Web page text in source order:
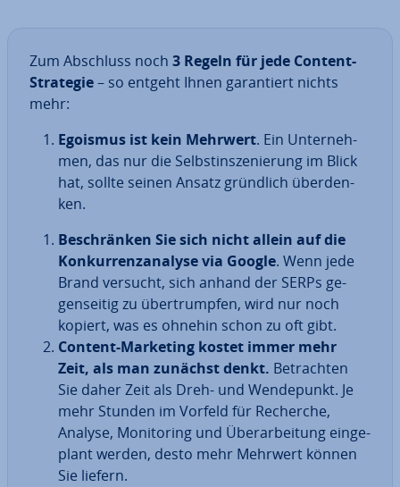
Zum Abschluss noch 3 Regeln für jede Content-
Strategie– so entgeht Ihnen ga­ran­tiert nichts
mehr:
Egoismus ist kein Mehrwert. Ein Un­ter­neh­
men, das nur die Selbst­in­sze­nie­rung im Blick
hat, sollte seinen Ansatz gründlich über­den­
ken.
Be­schrän­ken Sie sich nicht allein auf die
Kon­kur­renz­ana­ly­se via Google. Wenn jede
Brand versucht, sich anhand der SERPs ge­
gen­sei­tig zu über­trump­fen, wird nur noch
kopiert, was es ohnehin schon zu oft gibt.
Content-Marketing kostet immer mehr
Zeit, als man zunächst denkt. Be­trach­ten
Sie daher Zeit als Dreh- und Wen­de­punkt. Je
mehr Stunden im Vorfeld für Recherche,
Analyse, Mo­ni­to­ring und Über­ar­bei­tung ein­ge­
plant werden, desto mehr Mehrwert können
Sie liefern.